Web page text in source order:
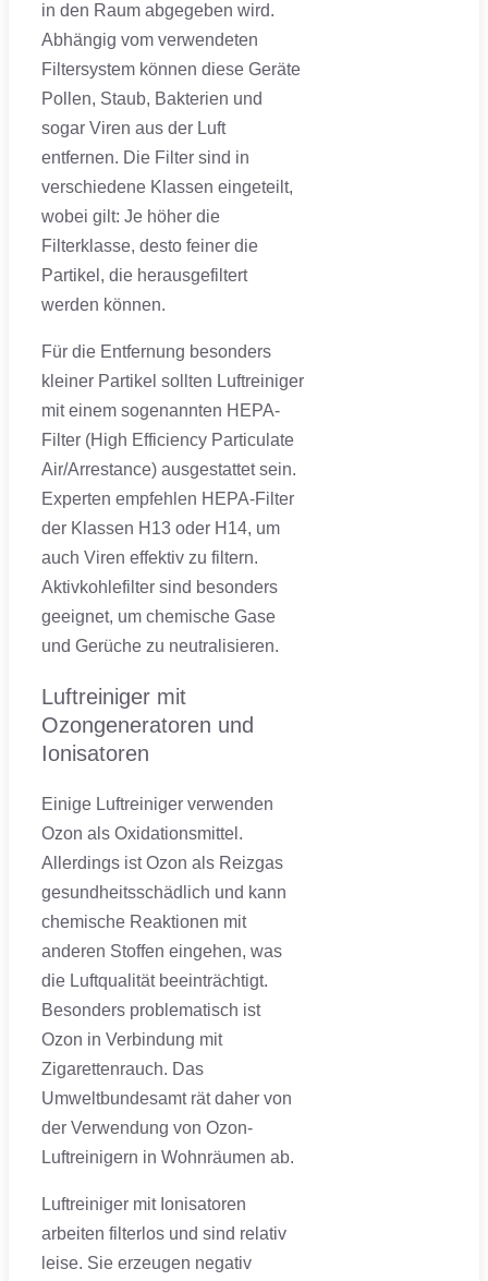
in den Raum abgegeben wird.
Abhängig vom verwendeten
Filtersystem können diese Geräte
Pollen, Staub, Bakterien und
sogar Viren aus der Luft
entfernen. Die Filter sind in
verschiedene Klassen eingeteilt,
wobei gilt: Je höher die
Filterklasse, desto feiner die
Partikel, die herausgefiltert
werden können.
Für die Entfernung besonders
kleiner Partikel sollten Luftreiniger
mit einem sogenannten HEPA-
Filter (High Efficiency Particulate
Air/Arrestance) ausgestattet sein.
Experten empfehlen HEPA-Filter
der Klassen H13 oder H14, um
auch Viren effektiv zu filtern.
Aktivkohlefilter sind besonders
geeignet, um chemische Gase
und Gerüche zu neutralisieren.
Luftreiniger mit
Ozongeneratoren und
Ionisatoren
Einige Luftreiniger verwenden
Ozon als Oxidationsmittel.
Allerdings ist Ozon als Reizgas
gesundheitsschädlich und kann
chemische Reaktionen mit
anderen Stoffen eingehen, was
die Luftqualität beeinträchtigt.
Besonders problematisch ist
Ozon in Verbindung mit
Zigarettenrauch. Das
Umweltbundesamt rät daher von
der Verwendung von Ozon-
Luftreinigern in Wohnräumen ab.
Luftreiniger mit Ionisatoren
arbeiten filterlos und sind relativ
leise. Sie erzeugen negativ